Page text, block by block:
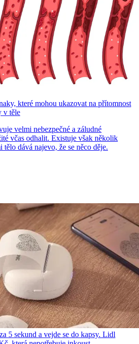
které mohou ukazovat na přítomnost
v těle
velmi nebezpečné a záludné
včas odhalit. Existuje však několik
dává najevo, že se něco děje.
5 sekund a vejde se do kapsy. Lidl